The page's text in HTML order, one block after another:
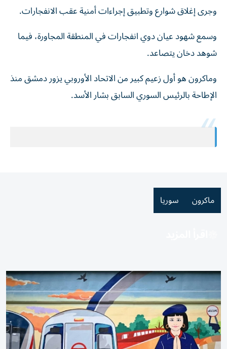
وجرى إغلاق شوارع وتطبيق إجراءات أمنية ‌عقب الانفجارات.
وسمع شهود عيان ⁠دوي انفجارات في المنطقة المجاورة، فيما
شوهد دخان يتصاعد.
وماكرون ‌هو ‌أول زعيم كبير من الاتحاد الأوروبي ‌يزور دمشق ‌منذ
الإطاحة ⁠بالرئيس السوري ‌السابق بشار الأسد.
ماكرون سوريا